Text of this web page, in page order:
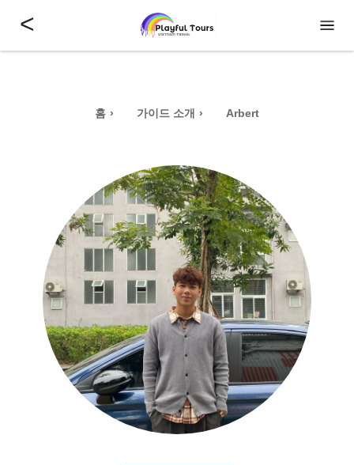
<
홈 가이드 소개 Arbert